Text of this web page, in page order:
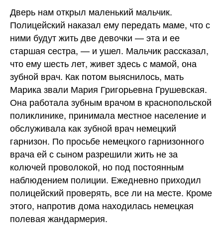
Дверь нам открыл маленький мальчик.
Полицейский наказал ему передать маме, что с
ними будут жить две девочки — эта и ее
старшая сестра, — и ушел. Мальчик рассказал,
что ему шесть лет, живет здесь с мамой, она
зубной врач. Как потом выяснилось, мать
Марика звали Мария Григорьевна Грушевская.
Она работала зубным врачом в краснопольской
поликлинике, принимала местное население и
обслуживала как зубной врач немецкий
гарнизон. По просьбе немецкого гарнизонного
врача ей с сыном разрешили жить не за
колючей проволокой, но под постоянным
наблюдением полиции. Ежедневно приходил
полицейский проверять, все ли на месте. Кроме
этого, напротив дома находилась немецкая
полевая жандармерия.